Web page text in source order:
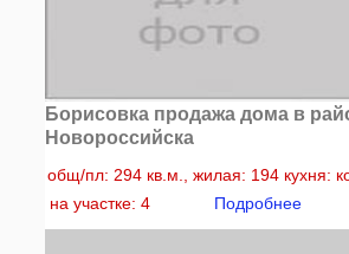
Борисовка продажа дома в
Новороссийска
общ/пл: 294 кв.м., жилая: 194 кухня:
на участке: 4
Подробнее